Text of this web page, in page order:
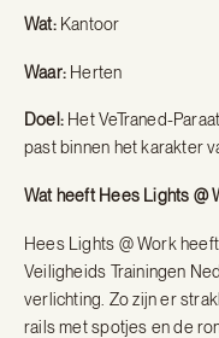
Wat: Kantoor
Waar: Herten
Doel: Het VeTraned-
past binnen het karakter
Wat heeft Hees Lights @
Hees Lights @ Work
Veiligheids Trainingen
verlichting. Zo zijn er
rails met spotjes en de